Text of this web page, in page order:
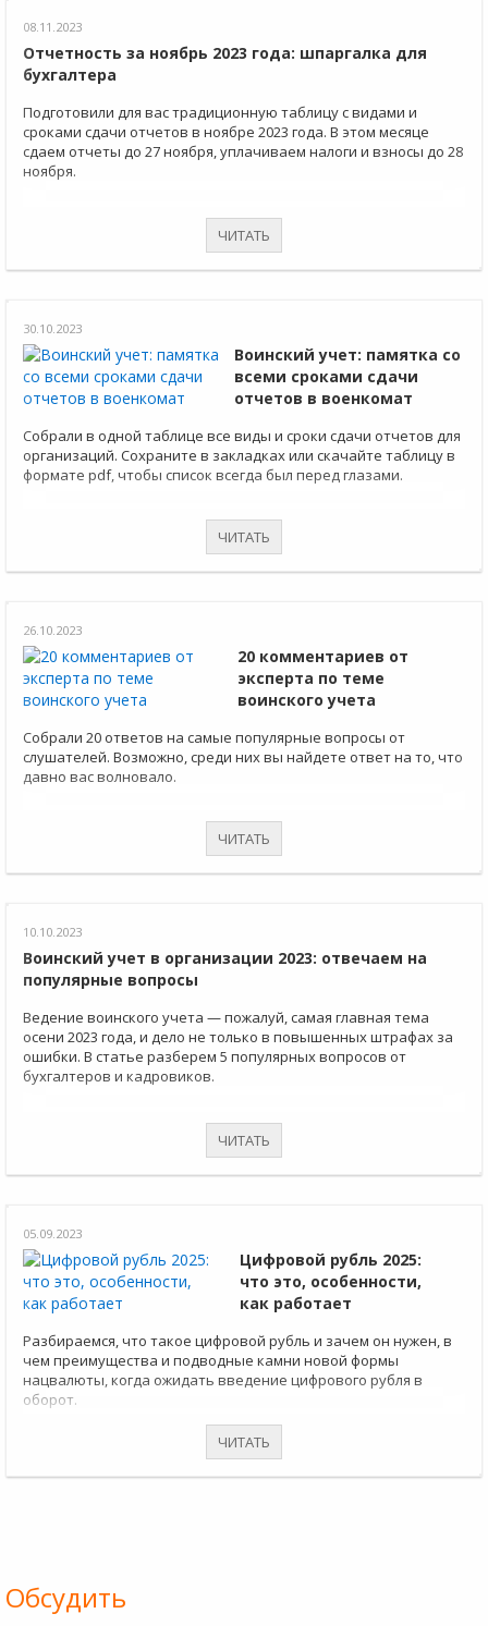
08.11.2023
Отчетность за ноябрь 2023 года: шпаргалка для
бухгалтера
Подготовили для вас традиционную таблицу с видами и
сроками сдачи отчетов в ноябре 2023 года. В этом месяце
сдаем отчеты до 27 ноября, уплачиваем налоги и взносы до 28
ноября.
ЧИТАТЬ
30.10.2023
Воинский учет: памятка со
всеми сроками сдачи
отчетов в военкомат
Собрали в одной таблице все виды и сроки сдачи отчетов для
организаций. Сохраните в закладках или скачайте таблицу в
формате pdf, чтобы список всегда был перед глазами.
ЧИТАТЬ
26.10.2023
20 комментариев от
эксперта по теме
воинского учета
Собрали 20 ответов на самые популярные вопросы от
слушателей. Возможно, среди них вы найдете ответ на то, что
давно вас волновало.
ЧИТАТЬ
10.10.2023
Воинский учет в организации 2023: отвечаем на
популярные вопросы
Ведение воинского учета — пожалуй, самая главная тема
осени 2023 года, и дело не только в повышенных штрафах за
ошибки. В статье разберем 5 популярных вопросов от
бухгалтеров и кадровиков.
ЧИТАТЬ
05.09.2023
Цифровой рубль 2025:
что это, особенности,
как работает
Разбираемся, что такое цифровой рубль и зачем он нужен, в
чем преимущества и подводные камни новой формы
нацвалюты, когда ожидать введение цифрового рубля в
оборот.
ЧИТАТЬ
Обсудить